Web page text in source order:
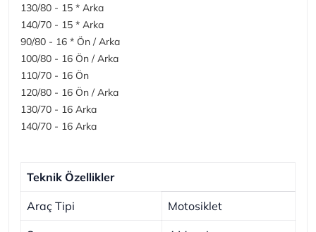
130/80 - 15 * Arka
140/70 - 15 * Arka
90/80 - 16 * Ön / Arka
100/80 - 16 Ön / Arka
110/70 - 16 Ön
120/80 - 16 Ön / Arka
130/70 - 16 Arka
140/70 - 16 Arka
Teknik Özellikler
Araç Tipi Motosiklet